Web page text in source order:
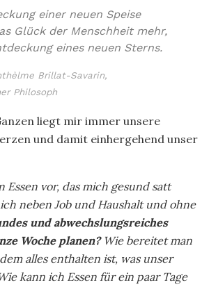
einer neuen Speise
Glück der Menschheit mehr,
eines neuen Sterns.
Brillat-Savarin,
Philosoph
liegt mir immer unsere
und damit einhergehend unser
Essen vor, das mich gesund satt
neben Job und Haushalt und ohne
und abwechslungsreiches
Woche planen?Wie bereitet man
alles enthalten ist, was unser
kann ich Essen für ein paar Tage